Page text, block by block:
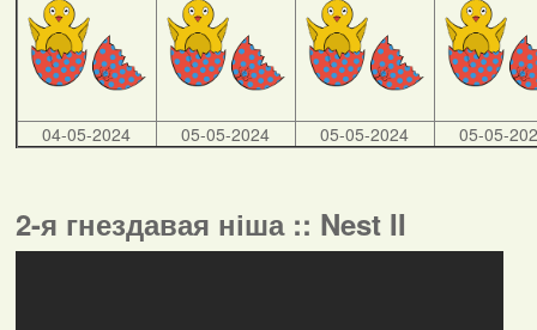
04-05-2024 05-05-2024 05-05-2024 05-05-
2-я гнездавая ніша :: Nest II